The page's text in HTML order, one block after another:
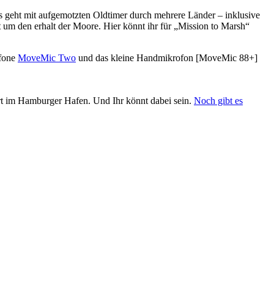
mit aufgemotzten Oldtimer durch mehrere Länder – inklusive
den erhalt der Moore. Hier könnt ihr für „Mission to Marsh“
MoveMic Two und das kleine Handmikrofon [MoveMic 88+]
im Hamburger Hafen. Und Ihr könnt dabei sein. Noch gibt es